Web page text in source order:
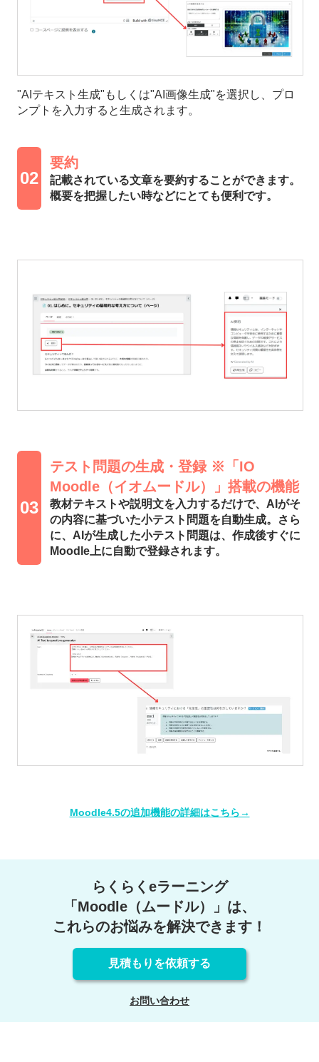
"AIテキスト生成"もしくは"AI画像生成"を選択し、プロ
ンプトを入力すると生成されます。
02
要約
記載されている文章を要約することができます。
概要を把握したい時などにとても便利です。
03
テスト問題の生成・登録 ※「IO
Moodle（イオムードル）」搭載の機能
教材テキストや説明文を入力するだけで、AIがそ
の内容に基づいた小テスト問題を自動生成。さら
に、AIが生成した小テスト問題は、作成後すぐに
Moodle上に自動で登録されます。
Moodle4.5の追加機能の詳細はこちら→
らくらくeラーニング
「Moodle（ムードル）」は、
これらのお悩みを解決できます！
見積もりを依頼する
お問い合わせ